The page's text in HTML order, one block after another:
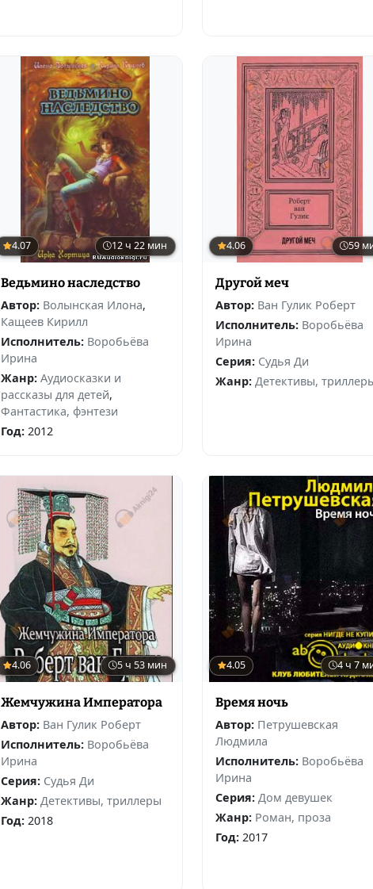
4.07 12 ч 22 мин
Ведьмино наследство
Автор: Волынская Илона,
Кащеев Кирилл
Исполнитель: Воробьёва
Ирина
Жанр: Аудиосказки и
рассказы для детей,
Фантастика, фэнтези
Год:2012
4.06 59
Другой меч
Автор: Ван Гулик Роберт
Исполнитель: Воробьёва
Ирина
Серия: Судья Ди
Жанр: Детективы,
4.06 5 ч 53 мин
Жемчужина Императора
Автор: Ван Гулик Роберт
Исполнитель: Воробьёва
Ирина
Серия: Судья Ди
Жанр: Детективы, триллеры
Год:2018
4.05 4 ч 7
Время ночь
Автор: Петрушевская
Людмила
Исполнитель: Воробьёва
Ирина
Серия: Дом девушек
Жанр: Роман, проза
Год:2017